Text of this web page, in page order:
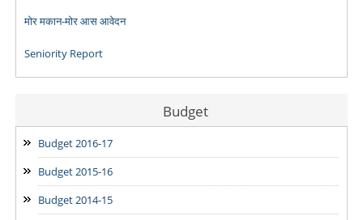
Budget
Budget 2016-17
Budget 2015-16
Budget 2014-15